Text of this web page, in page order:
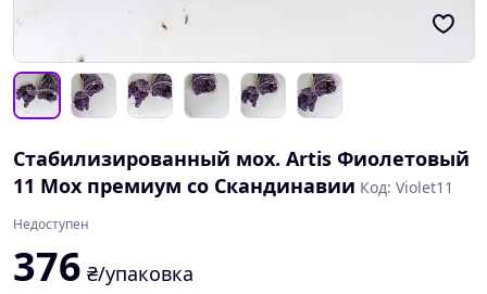
Стабилизированный мох. Artis Фиолетовый
11 Мох премиум со Скандинавии Код: Violet11
Недоступен
376 ₴/упаковка